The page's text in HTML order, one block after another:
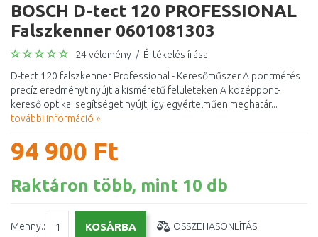
BOSCH D-tect 120 PROFESSIONAL
Falszkenner 0601081303
24 vélemény / Értékelés írása
D-tect 120 falszkenner Professional - Keresőműszer A pontmérés
precíz eredményt nyújt a kisméretű felületeken A középpont-
kereső optikai segítséget nyújt, így egyértelműen meghatár...
további információ »
94 900 Ft
Raktáron több, mint 10 db
Menny.: ÖSSZEHASONLÍTÁS